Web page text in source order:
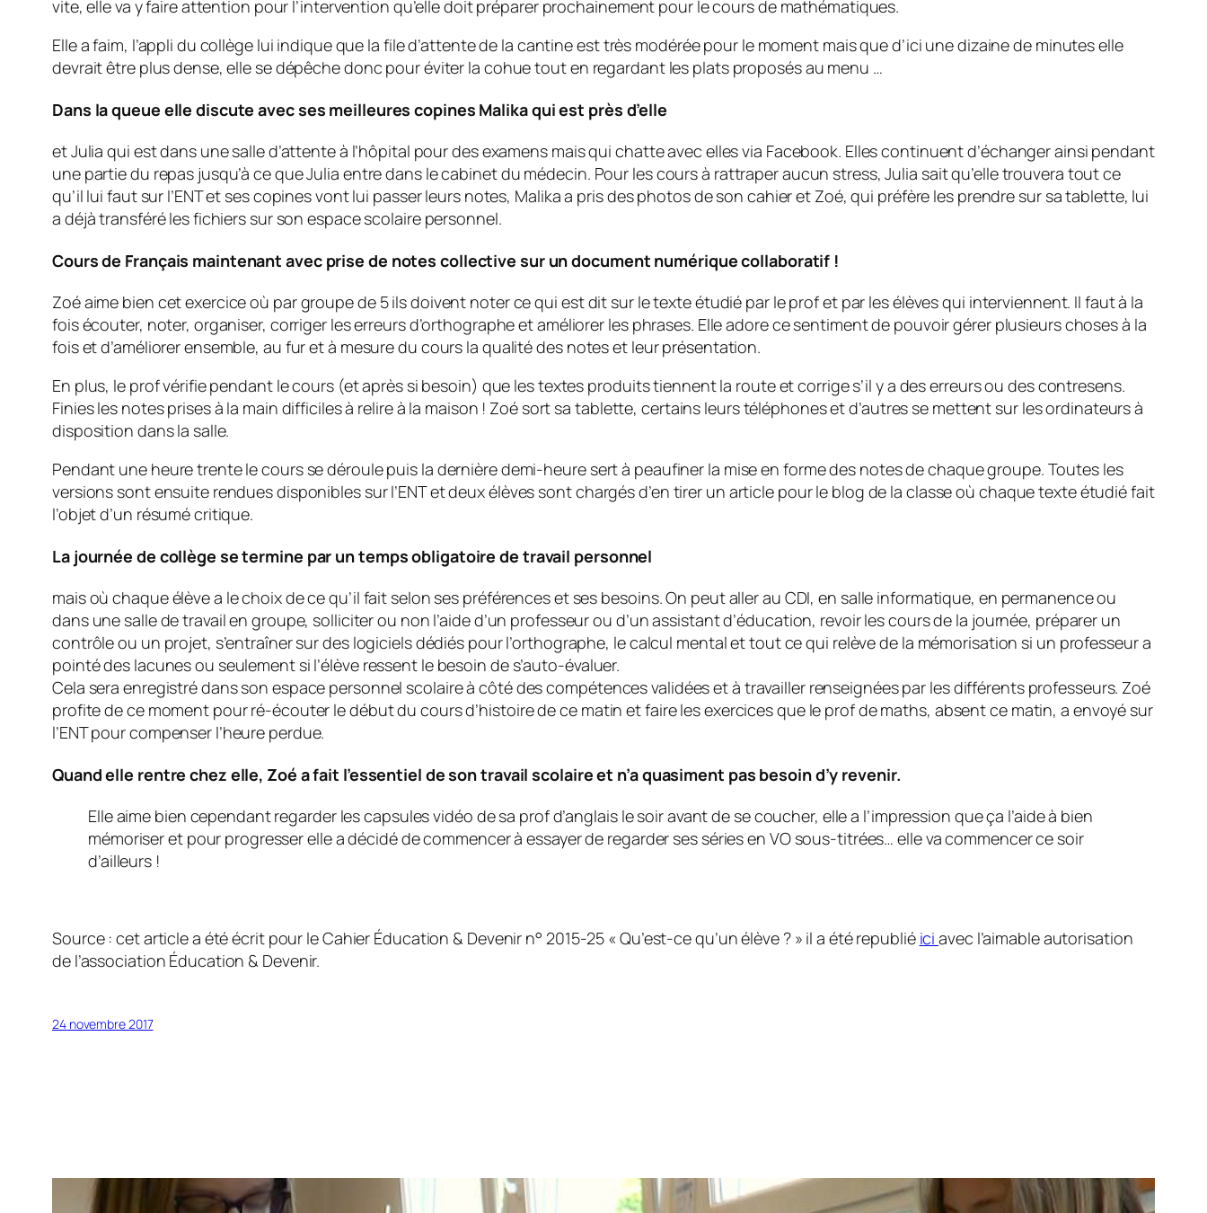
vite, elle va y faire attention pour l’intervention qu’elle doit préparer prochainement pour le cours de mathématiques.
Elle a faim, l’appli du collège lui indique que la file d’attente de la cantine est très modérée pour le moment mais que d’ici une dizaine de minutes elle
devrait être plus dense, elle se dépêche donc pour éviter la cohue tout en regardant les plats proposés au menu …
Dans la queue elle discute avec ses meilleures copines Malika qui est près d’elle
et Julia qui est dans une salle d’attente à l’hôpital pour des examens mais qui chatte avec elles via Facebook. Elles continuent d’échanger ainsi pendant
une partie du repas jusqu’à ce que Julia entre dans le cabinet du médecin. Pour les cours à rattraper aucun stress, Julia sait qu’elle trouvera tout ce
qu’il lui faut sur l’ENT et ses copines vont lui passer leurs notes, Malika a pris des photos de son cahier et Zoé, qui préfère les prendre sur sa tablette, lui
a déjà transféré les fichiers sur son espace scolaire personnel.
Cours de Français maintenant avec prise de notes collective sur un document numérique collaboratif !
Zoé aime bien cet exercice où par groupe de 5 ils doivent noter ce qui est dit sur le texte étudié par le prof et par les élèves qui interviennent. Il faut à la
fois écouter, noter, organiser, corriger les erreurs d’orthographe et améliorer les phrases. Elle adore ce sentiment de pouvoir gérer plusieurs choses à la
fois et d’améliorer ensemble, au fur et à mesure du cours la qualité des notes et leur présentation.
En plus, le prof vérifie pendant le cours (et après si besoin) que les textes produits tiennent la route et corrige s’il y a des erreurs ou des contresens.
Finies les notes prises à la main difficiles à relire à la maison ! Zoé sort sa tablette, certains leurs téléphones et d’autres se mettent sur les ordinateurs à
disposition dans la salle.
Pendant une heure trente le cours se déroule puis la dernière demi-heure sert à peaufiner la mise en forme des notes de chaque groupe. Toutes les
versions sont ensuite rendues disponibles sur l’ENT et deux élèves sont chargés d’en tirer un article pour le blog de la classe où chaque texte étudié fait
l’objet d’un résumé critique.
La journée de collège se termine par un temps obligatoire de travail personnel
mais où chaque élève a le choix de ce qu’il fait selon ses préférences et ses besoins. On peut aller au CDI, en salle informatique, en permanence ou
dans une salle de travail en groupe, solliciter ou non l’aide d’un professeur ou d’un assistant d’éducation, revoir les cours de la journée, préparer un
contrôle ou un projet, s’entraîner sur des logiciels dédiés pour l’orthographe, le calcul mental et tout ce qui relève de la mémorisation si un professeur a
pointé des lacunes ou seulement si l’élève ressent le besoin de s’auto-évaluer.
Cela sera enregistré dans son espace personnel scolaire à côté des compétences validées et à travailler renseignées par les différents professeurs. Zoé
profite de ce moment pour ré-écouter le début du cours d’histoire de ce matin et faire les exercices que le prof de maths, absent ce matin, a envoyé sur
l’ENT pour compenser l’heure perdue.
Quand elle rentre chez elle, Zoé a fait l’essentiel de son travail scolaire et n’a quasiment pas besoin d’y revenir.
Elle aime bien cependant regarder les capsules vidéo de sa prof d’anglais le soir avant de se coucher, elle a l’impression que ça l’aide à bien
mémoriser et pour progresser elle a décidé de commencer à essayer de regarder ses séries en VO sous-titrées… elle va commencer ce soir
d’ailleurs !
Source : cet article a été écrit pour le Cahier Éducation & Devenir n° 2015-25 « Qu’est-ce qu’un élève ? » il a été republié iciavec l’aimable autorisation
de l’association Éducation & Devenir.
24 novembre 2017